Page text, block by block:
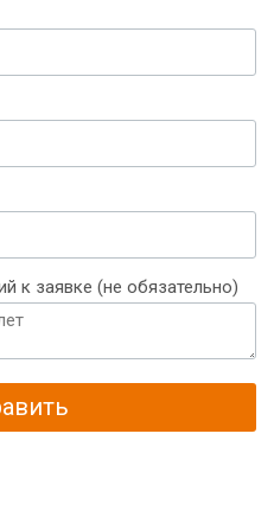
к заявке (не обязательно)